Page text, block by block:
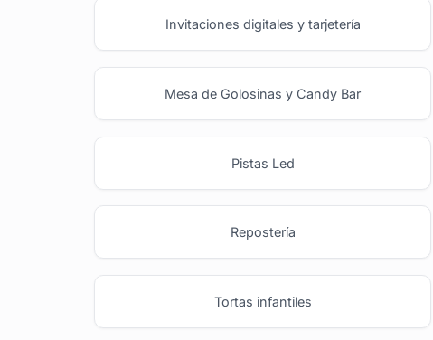
Invitaciones digitales y tarjetería
Mesa de Golosinas y Candy Bar
Pistas Led
Repostería
Tortas infantiles